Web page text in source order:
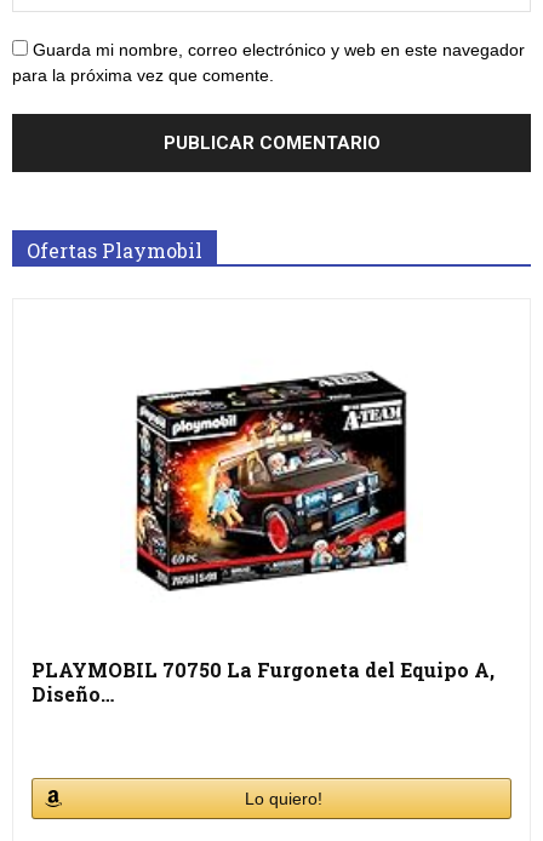
Guarda mi nombre, correo electrónico y web en este navegador
para la próxima vez que comente.
Ofertas Playmobil
PLAYMOBIL 70750 La Furgoneta del Equipo A,
Diseño…
Lo quiero!